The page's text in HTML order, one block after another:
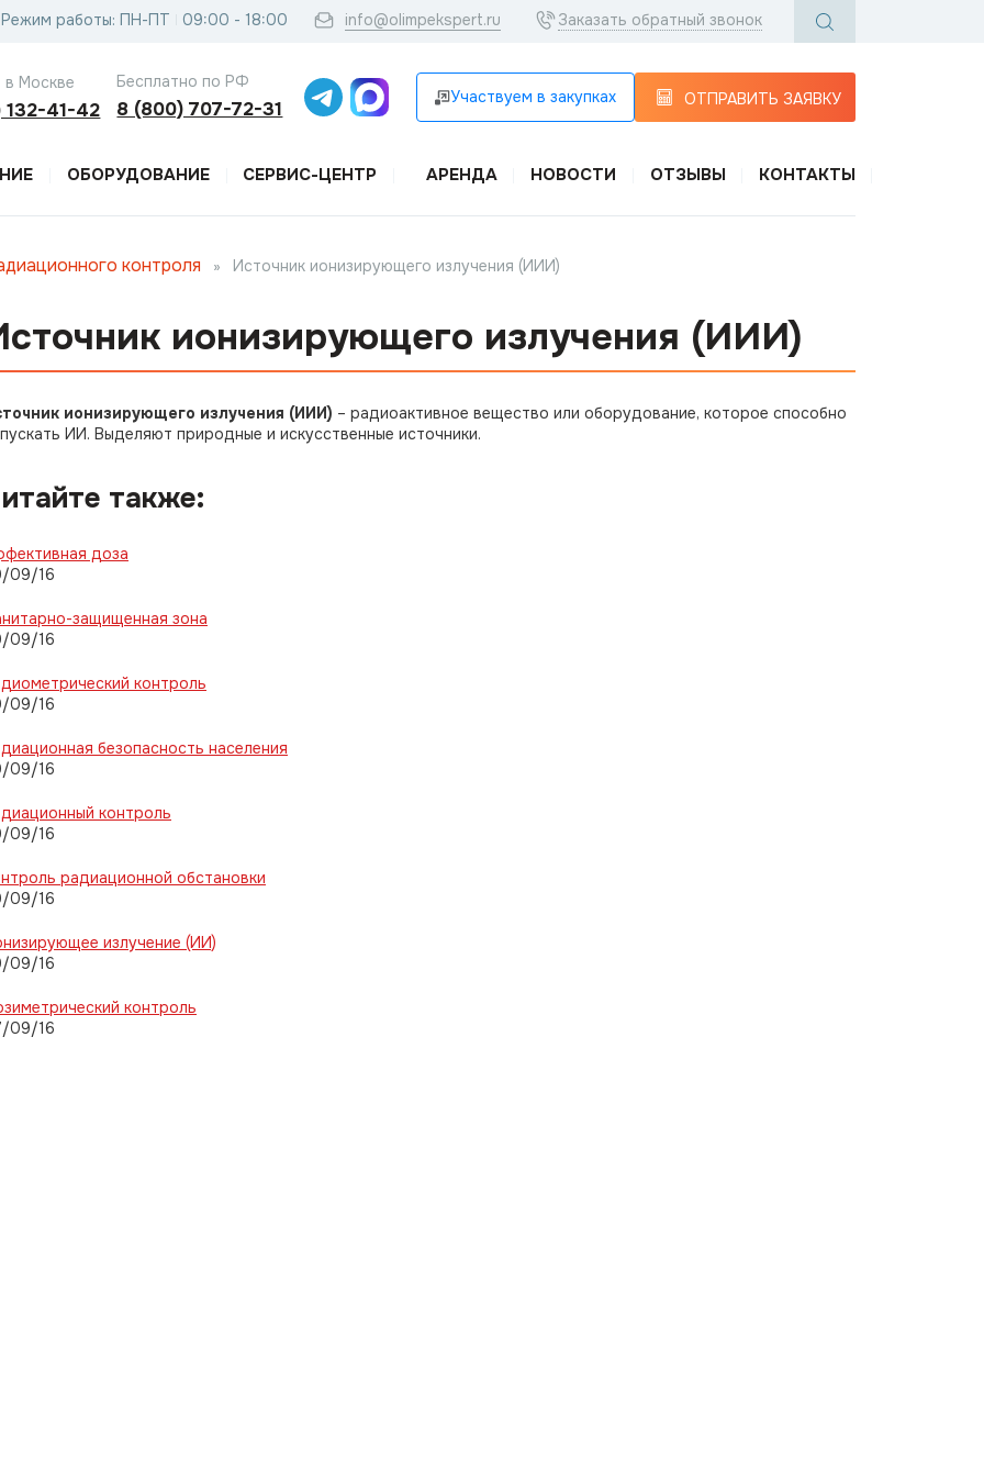
Режим работы: ПН-ПТ 09:00 - 18:00 info@olimpekspert.ru Заказать обратный звонок
Москве
132-41-42
Бесплатно по РФ
8 (800) 707-72-31
Участвуем в закупках ОТПРАВИТЬ ЗАЯВКУ
ОБОРУДОВАНИЕ СЕРВИС-ЦЕНТР АРЕНДА НОВОСТИ ОТЗЫВЫ КОНТАКТЫ
контроля » Источник ионизирующего излучения (ИИИ)
ионизирующего излучения (ИИИ)
ионизирующего излучения (ИИИ) – радиоактивное вещество или оборудование, которое способно
ИИ. Выделяют природные и искусственные источники.
также:
доза
09/16
защищенная зона
09/16
контроль
09/16
безопасность населения
09/16
контроль
09/16
радиационной обстановки
09/16
излучение (ИИ)
09/16
контроль
09/16